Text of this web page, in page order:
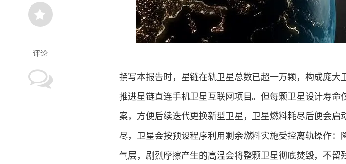
评论
撰写本报告时，星链在轨卫星总数已超一万颗，构成庞大
推进星链直连手机卫星互联网项目。但每颗卫星设计寿命
案，方便后续迭代更换新型卫星，卫星燃料耗尽后便会启
尽，卫星会按预设程序利用剩余燃料实施受控离轨操作：
气层，剧烈摩擦产生的高温会将整颗卫星彻底焚毁，不留